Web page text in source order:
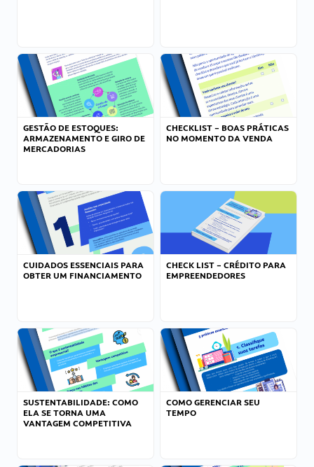
GESTÃO DE ESTOQUES:
ARMAZENAMENTO E GIRO DE
MERCADORIAS
CHECKLIST – BOAS PRÁTICAS
NO MOMENTO DA VENDA
CUIDADOS ESSENCIAIS PARA
OBTER UM FINANCIAMENTO
CHECK LIST – CRÉDITO PARA
EMPREENDEDORES
SUSTENTABILIDADE: COMO
ELA SE TORNA UMA
VANTAGEM COMPETITIVA
COMO GERENCIAR SEU
TEMPO